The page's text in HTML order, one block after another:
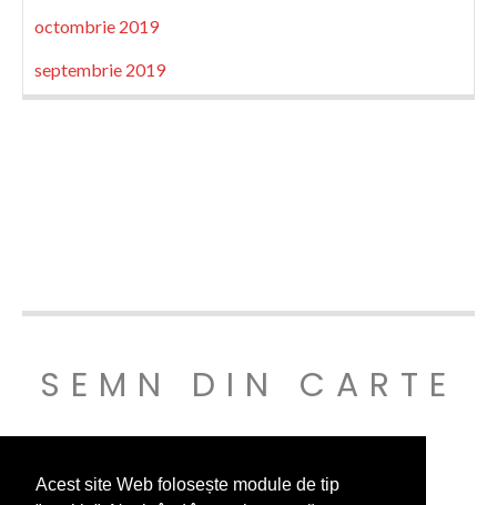
Acest site Web folosește module de tip
octombrie 2019
septembrie 2019
SEMN DIN CARTE